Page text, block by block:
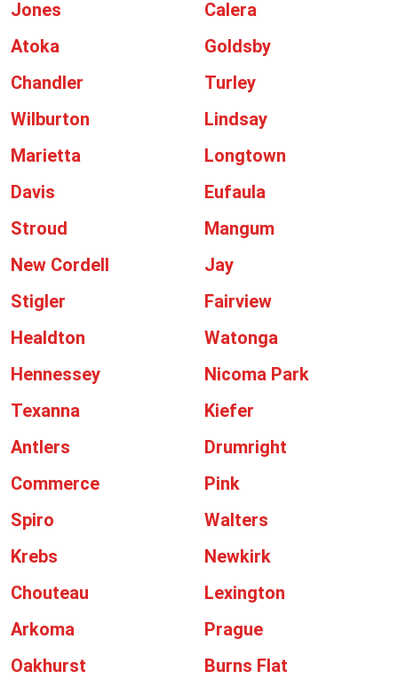
Jones
Calera
Atoka
Goldsby
Chandler
Turley
Wilburton
Lindsay
Marietta
Longtown
Davis
Eufaula
Stroud
Mangum
New Cordell
Jay
Stigler
Fairview
Healdton
Watonga
Hennessey
Nicoma Park
Texanna
Kiefer
Antlers
Drumright
Commerce
Pink
Spiro
Walters
Krebs
Newkirk
Chouteau
Lexington
Arkoma
Prague
Oakhurst
Burns Flat